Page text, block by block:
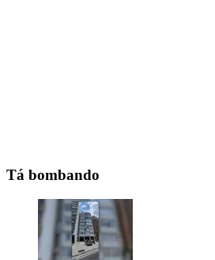
Tá bombando